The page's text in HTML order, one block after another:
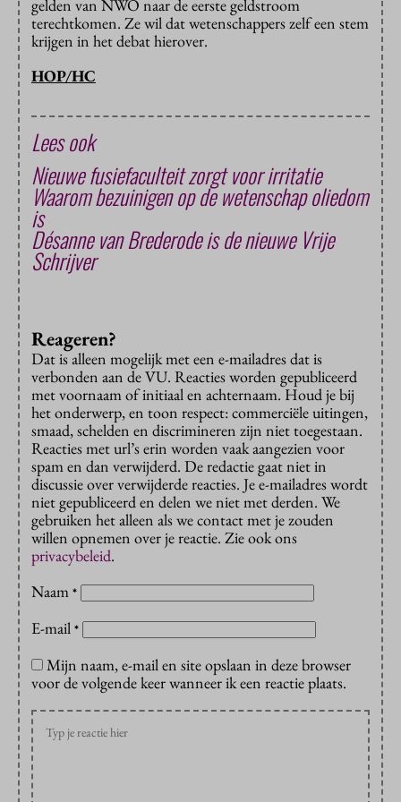
gelden van NWO naar de eerste geldstroom
terechtkomen. Ze wil dat wetenschappers zelf een stem
krijgen in het debat hierover.
HOP/HC
Lees ook
Nieuwe fusiefaculteit zorgt voor irritatie
Waarom bezuinigen op de wetenschap oliedom
is
Désanne van Brederode is de nieuwe Vrije
Schrijver
Reageren?
Dat is alleen mogelijk met een e-mailadres dat is
verbonden aan de VU. Reacties worden gepubliceerd
met voornaam of initiaal en achternaam. Houd je bij
het onderwerp, en toon respect: commerciële uitingen,
smaad, schelden en discrimineren zijn niet toegestaan.
Reacties met url’s erin worden vaak aangezien voor
spam en dan verwijderd. De redactie gaat niet in
discussie over verwijderde reacties. Je e-mailadres wordt
niet gepubliceerd en delen we niet met derden. We
gebruiken het alleen als we contact met je zouden
willen opnemen over je reactie. Zie ook ons
privacybeleid.
Naam *
E-mail *
Mijn naam, e-mail en site opslaan in deze browser
voor de volgende keer wanneer ik een reactie plaats.